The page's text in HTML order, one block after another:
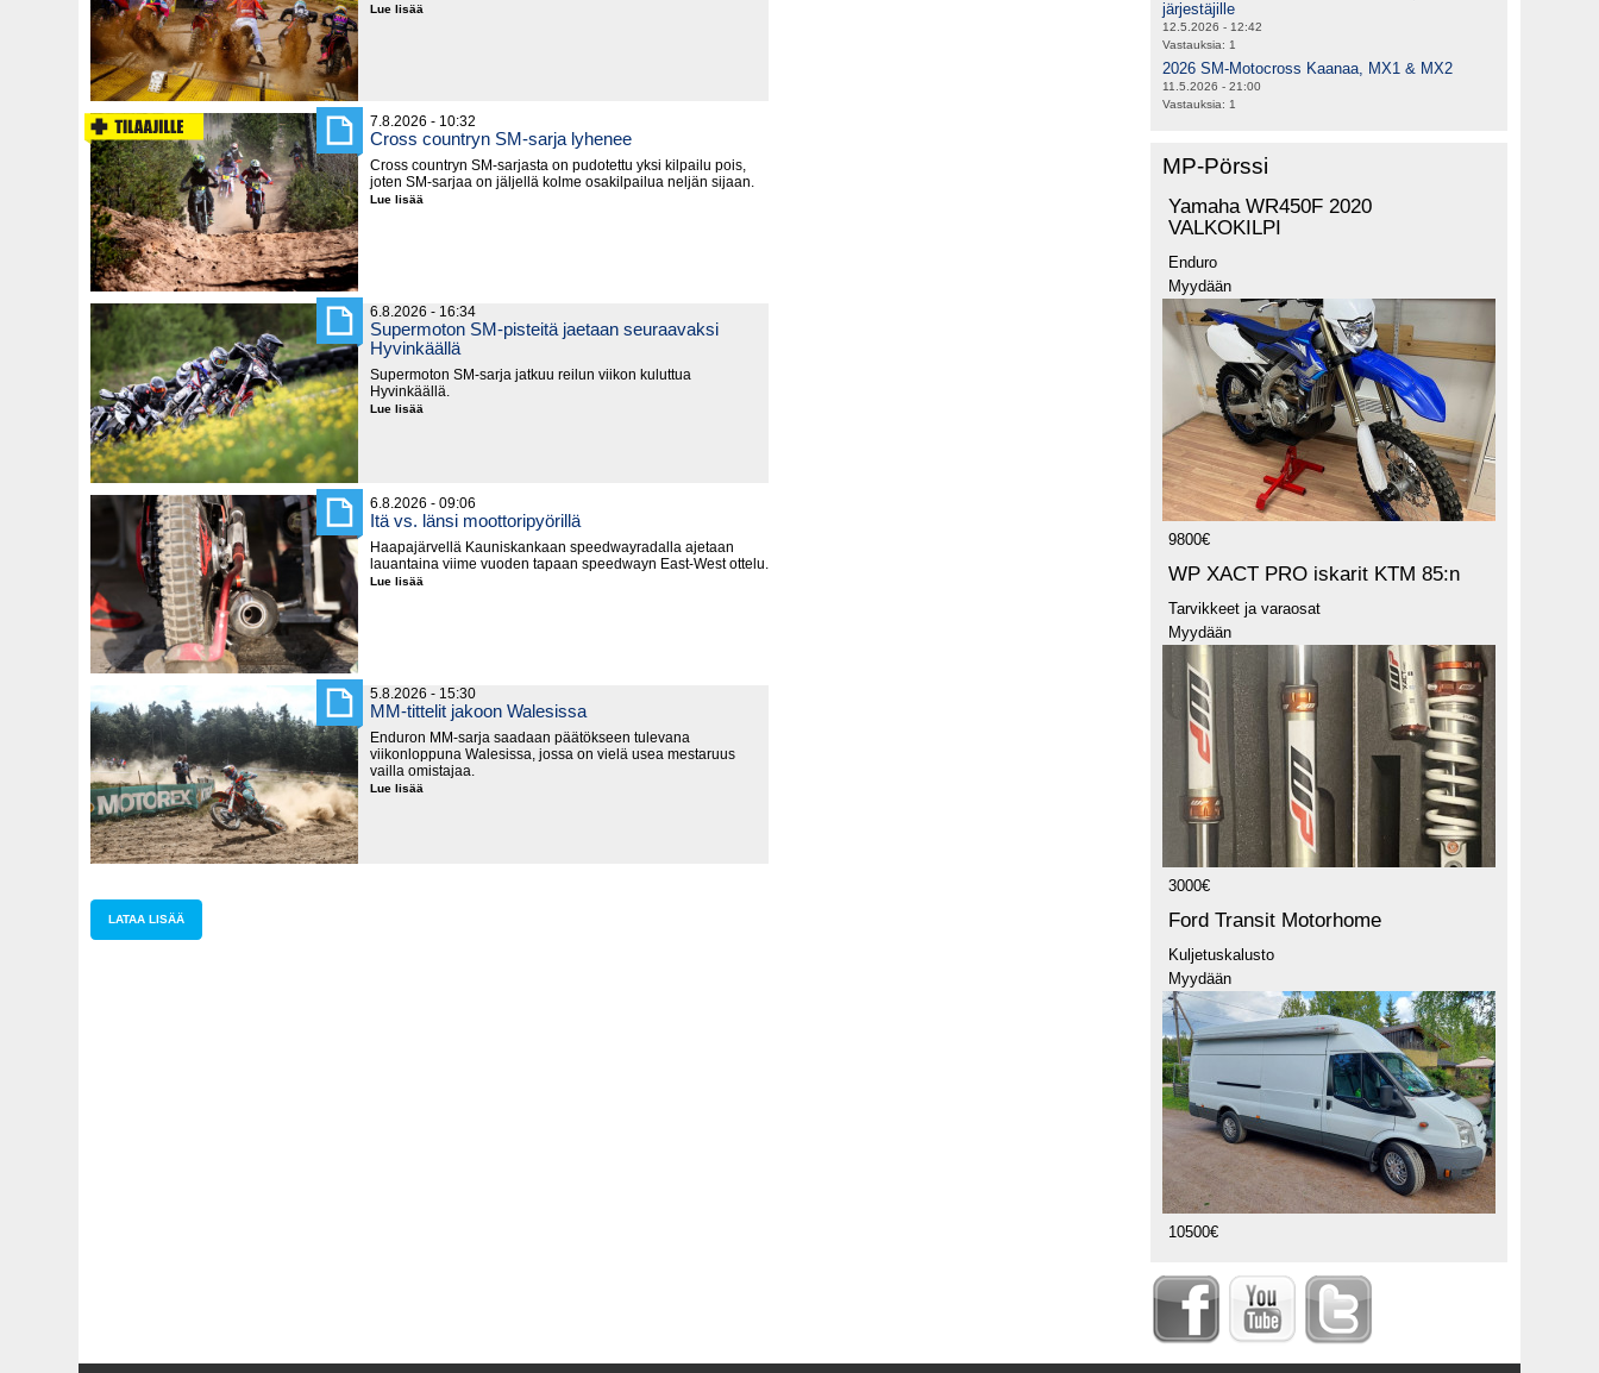
Lue lisää
7.8.2026 - 10:32
Cross countryn SM-sarja lyhenee
Cross countryn SM-sarjasta on pudotettu yksi kilpailu pois,
joten SM-sarjaa on jäljellä kolme osakilpailua neljän sijaan.
Lue lisää
6.8.2026 - 16:34
Supermoton SM-pisteitä jaetaan seuraavaksi
Hyvinkäällä
Supermoton SM-sarja jatkuu reilun viikon kuluttua
Hyvinkäällä.
Lue lisää
6.8.2026 - 09:06
Itä vs. länsi moottoripyörillä
Haapajärvellä Kauniskankaan speedwayradalla ajetaan
lauantaina viime vuoden tapaan speedwayn East-West ottelu.
Lue lisää
5.8.2026 - 15:30
MM-tittelit jakoon Walesissa
Enduron MM-sarja saadaan päätökseen tulevana
viikonloppuna Walesissa, jossa on vielä usea mestaruus
vailla omistajaa.
Lue lisää
LATAA LISÄÄ
järjestäjille
12.5.2026 - 12:42
Vastauksia: 1
2026 SM-Motocross Kaanaa, MX1 & MX2
11.5.2026 - 21:00
Vastauksia: 1
MP-Pörssi
Yamaha WR450F 2020
VALKOKILPI
Enduro
Myydään
9800€
WP XACT PRO iskarit KTM 85:n
Tarvikkeet ja varaosat
Myydään
3000€
Ford Transit Motorhome
Kuljetuskalusto
Myydään
10500€